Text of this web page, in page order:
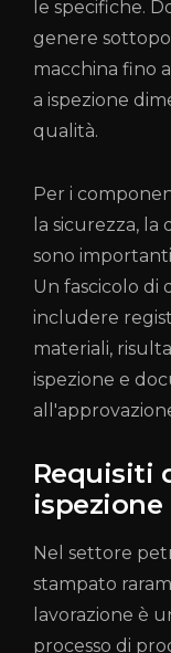
le specifiche.
genere
macchina fino
a ispezione
qualità.
Per i
la sicurezza,
sono
Un fascicolo di
includere
materiali,
ispezione e
Requisiti
ispezione
Nel settore
stampato
lavorazione è
processo di